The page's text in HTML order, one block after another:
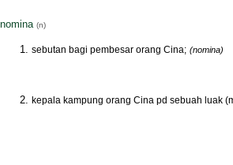
nomina (n)
sebutan bagi pembesar orang Cina; (nomina)
kepala kampung orang Cina pd sebuah luak